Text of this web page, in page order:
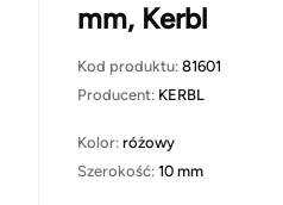
mm, Kerbl
Kod produktu: 81601
Producent: KERBL
Kolor: różowy
Szerokość: 10 mm